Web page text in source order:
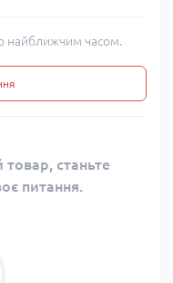
найближчим часом.
станьте
питання.